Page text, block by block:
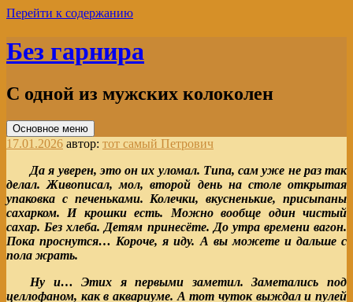
Перейти к содержанию
Без гарнира
С одной из мужских колоколен
Основное меню
17.01.2026 автор: тот самый Петрович
Да я уверен, это он их уломал. Типа, сам уже не раз так
делал. Живописал, мол, второй день на столе открытая
упаковка с печеньками. Колечки, вкусненькие, присыпаны
сахарком. И крошки есть. Можно вообще один чистый
сахар. Без хлеба. Детям принесёте. До утра времени вагон.
Пока проснутся… Короче, я иду. А вы можете и дальше с
пола жрать.
Ну и… Этих я первыми заметил. Заметались под
целлофаном, как в аквариуме. А тот чуток выждал и пулей